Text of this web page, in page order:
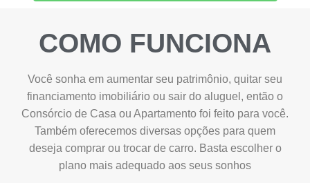
COMO FUNCIONA
Você sonha em aumentar seu patrimônio, quitar seu
financiamento imobiliário ou sair do aluguel, então o
Consórcio de Casa ou Apartamento foi feito para você.
Também oferecemos diversas opções para quem
deseja comprar ou trocar de carro. Basta escolher o
plano mais adequado aos seus sonhos